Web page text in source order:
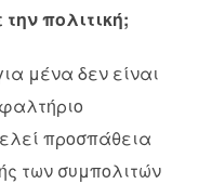
πολιτική;
μένα δεν είναι
προσπάθεια
των συμπολιτών